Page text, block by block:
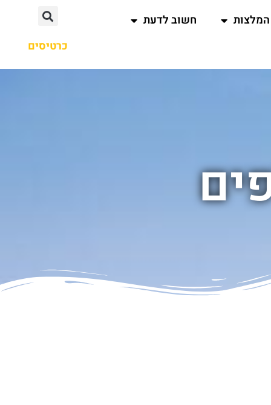
המלצות
חשוב לדעת
כרטיסים